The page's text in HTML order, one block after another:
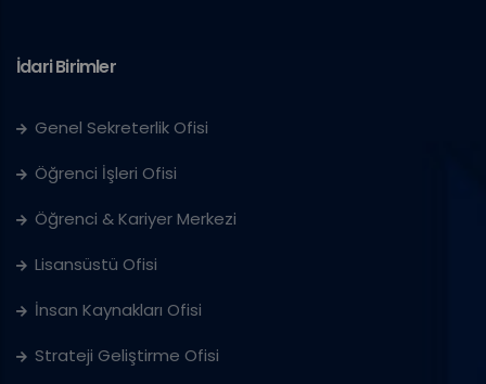
İdari Birimler
Genel Sekreterlik Ofisi
Öğrenci İşleri Ofisi
Öğrenci & Kariyer Merkezi
Lisansüstü Ofisi
İnsan Kaynakları Ofisi
Strateji Geliştirme Ofisi